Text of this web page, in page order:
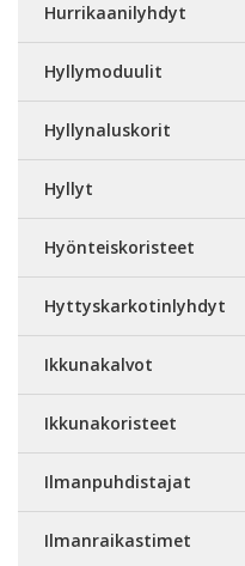
Hurrikaanilyhdyt
Hyllymoduulit
Hyllynaluskorit
Hyllyt
Hyönteiskoristeet
Hyttyskarkotinlyhdyt
Ikkunakalvot
Ikkunakoristeet
Ilmanpuhdistajat
Ilmanraikastimet